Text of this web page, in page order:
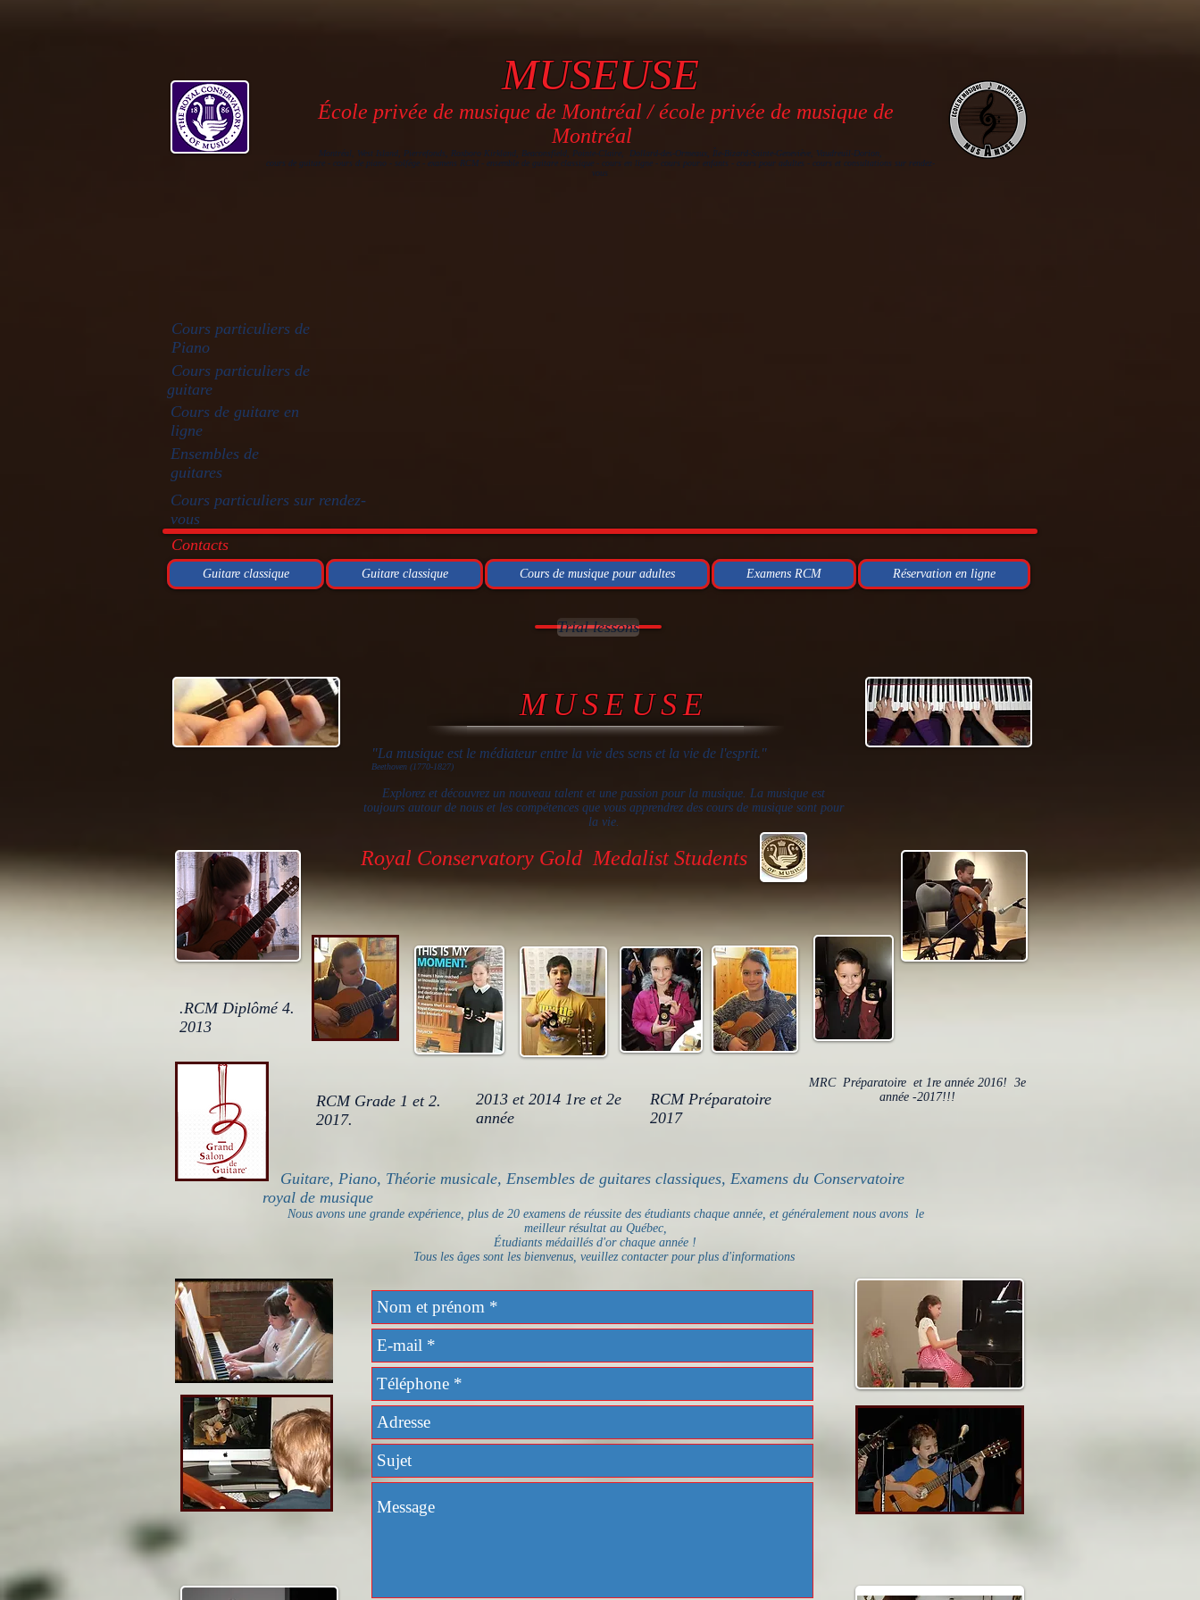
MUSEUSE
École privée de musique de Montréal / école privée de musique de
Montréal
Montréal, West Island, Pierrefonds, Roxboro Kirkland, Beaconsfield, Pointe-Claire, Dollard-des-Ormeaux, Île-Bizard-Sainte-Geneviève, Vaudreuil-Dorion,
cours de guitare - cours de piano - solfège - examens RCM - ensemble de guitare classique - cours en ligne - cours pour enfants - cours pour adultes - cours et consultations sur rendez-
vous
Cours particuliers de
Piano
Cours particuliers de
guitare
Cours de guitare en
ligne
Ensembles de
guitares
Cours particuliers sur rendez-
vous
Contacts
Guitare classique Guitare classique Cours de musique pour adultes Examens RCM Réservation en ligne
Trial lessons
MUSEUSE
"La musique est le médiateur entre la vie des sens et la vie de l'esprit."
Beethoven (1770-1827)
Explorez et découvrez un nouveau talent et une passion pour la musique. La musique est
toujours autour de nous et les compétences que vous apprendrez des cours de musique sont pour
la vie.
.RCM Diplômé 4.
2013
Royal Conservatory Gold Medalist Students
2013 et 2014 1re et 2e
année
RCM Préparatoire
2017
Guitare, Piano, Théorie musicale, Ensembles de guitares classiques, Examens du Conservatoire
royal de musique
Nous avons une grande expérience, plus de 20 examens de réussite des étudiants chaque année, et généralement nous avons le
meilleur résultat au Québec,
Étudiants médaillés d'or chaque année !
Tous les âges sont les bienvenus, veuillez contacter pour plus d'informations
MRC Préparatoire et 1re année 2016! 3e
année -2017!!!
RCM Grade 1 et 2.
2017.